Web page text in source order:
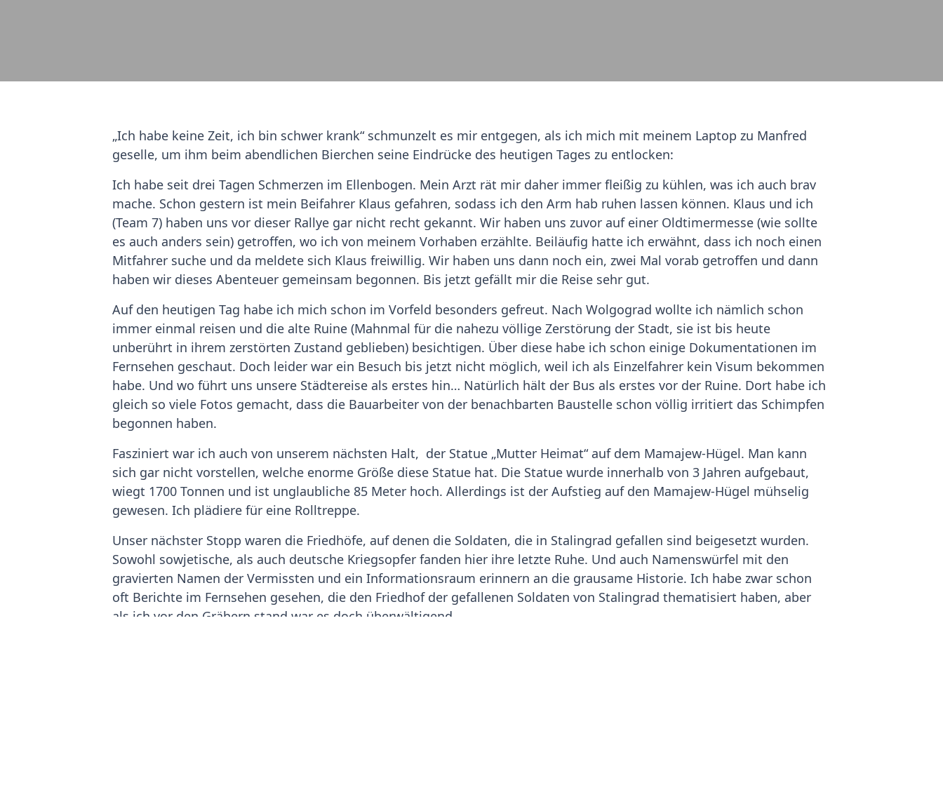
„Ich habe keine Zeit, ich bin schwer krank“ schmunzelt es mir entgegen, als ich mich mit meinem Laptop zu Manfred
geselle, um ihm beim abendlichen Bierchen seine Eindrücke des heutigen Tages zu entlocken:
Ich habe seit drei Tagen Schmerzen im Ellenbogen. Mein Arzt rät mir daher immer fleißig zu kühlen, was ich auch brav
mache. Schon gestern ist mein Beifahrer Klaus gefahren, sodass ich den Arm hab ruhen lassen können. Klaus und ich
(Team 7) haben uns vor dieser Rallye gar nicht recht gekannt. Wir haben uns zuvor auf einer Oldtimermesse (wie sollte
es auch anders sein) getroffen, wo ich von meinem Vorhaben erzählte. Beiläufig hatte ich erwähnt, dass ich noch einen
Mitfahrer suche und da meldete sich Klaus freiwillig. Wir haben uns dann noch ein, zwei Mal vorab getroffen und dann
haben wir dieses Abenteuer gemeinsam begonnen. Bis jetzt gefällt mir die Reise sehr gut.
Auf den heutigen Tag habe ich mich schon im Vorfeld besonders gefreut. Nach Wolgograd wollte ich nämlich schon
immer einmal reisen und die alte Ruine (Mahnmal für die nahezu völlige Zerstörung der Stadt, sie ist bis heute
unberührt in ihrem zerstörten Zustand geblieben) besichtigen. Über diese habe ich schon einige Dokumentationen im
Fernsehen geschaut. Doch leider war ein Besuch bis jetzt nicht möglich, weil ich als Einzelfahrer kein Visum bekommen
habe. Und wo führt uns unsere Städtereise als erstes hin… Natürlich hält der Bus als erstes vor der Ruine. Dort habe ich
gleich so viele Fotos gemacht, dass die Bauarbeiter von der benachbarten Baustelle schon völlig irritiert das Schimpfen
begonnen haben.
Fasziniert war ich auch von unserem nächsten Halt, der Statue „Mutter Heimat“ auf dem Mamajew-Hügel. Man kann
sich gar nicht vorstellen, welche enorme Größe diese Statue hat. Die Statue wurde innerhalb von 3 Jahren aufgebaut,
wiegt 1700 Tonnen und ist unglaubliche 85 Meter hoch. Allerdings ist der Aufstieg auf den Mamajew-Hügel mühselig
gewesen. Ich plädiere für eine Rolltreppe.
Unser nächster Stopp waren die Friedhöfe, auf denen die Soldaten, die in Stalingrad gefallen sind beigesetzt wurden.
Sowohl sowjetische, als auch deutsche Kriegsopfer fanden hier ihre letzte Ruhe. Und auch Namenswürfel mit den
gravierten Namen der Vermissten und ein Informationsraum erinnern an die grausame Historie. Ich habe zwar schon
oft Berichte im Fernsehen gesehen, die den Friedhof der gefallenen Soldaten von Stalingrad thematisiert haben, aber
als ich vor den Gräbern stand war es doch überwältigend.